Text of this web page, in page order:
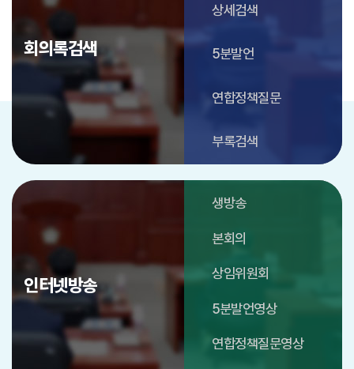
회의록검색
상세검색
5분발언
연합정책질문
부록검색
인터넷방송
생방송
본회의
상임위원회
5분발언영상
연합정책질문영상